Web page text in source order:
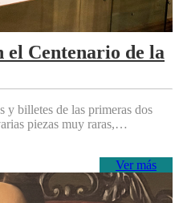
el Centenario de la
y billetes de las primeras dos
piezas muy raras,…
Ver más